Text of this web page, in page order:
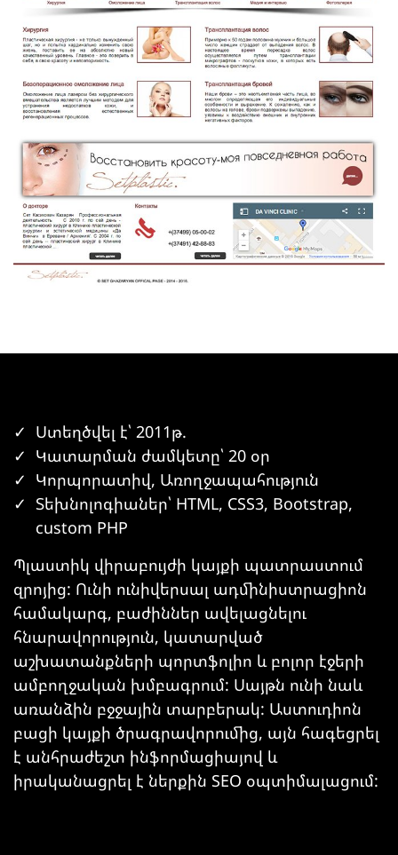
Ստեղծվել է՝ 2011թ.
Կատարման ժամկետը՝ 20 օր
Կորպորատիվ, Առողջապահություն
Տեխնոլոգիաներ՝ HTML, CSS3, Bootstrap,
custom PHP
Պլաստիկ վիրաբույժի կայքի պատրաստում
զրոյից: Ունի ունիվերսալ ադմինիստրացիոն
համակարգ, բաժիններ ավելացնելու
հնարավորություն, կատարված
աշխատանքների պորտֆոլիո և բոլոր էջերի
ամբողջական խմբագրում: Սայթն ունի նաև
առանձին բջջային տարբերակ: Աստուդիոն
բացի կայքի ծրագրավորումից, այն հագեցրել
է անհրաժեշտ ինֆորմացիայով և
իրականացրել է ներքին SEO օպտիմալացում: